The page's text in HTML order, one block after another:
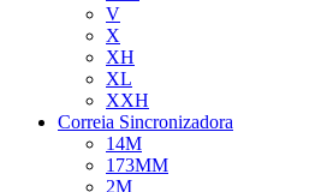
V
X
XH
XL
XXH
Correia Sincronizadora
14M
173MM
2M